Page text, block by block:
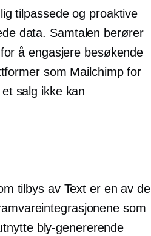
tilpassede og proaktive
data. Samtalen berører
å engasjere besøkende
som Mailchimp for
salg ikke kan
tilbys av Text er en av de
som
bly-genererende